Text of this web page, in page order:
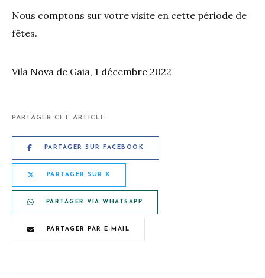
Nous comptons sur votre visite en cette période de
fêtes.
Vila Nova de Gaia, 1 décembre 2022
PARTAGER CET ARTICLE
PARTAGER SUR FACEBOOK
PARTAGER SUR X
PARTAGER VIA WHATSAPP
PARTAGER PAR E-MAIL